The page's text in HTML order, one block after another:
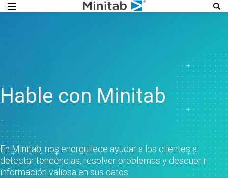
Hable con Minitab
En Minitab, nos enorgullece ayudar a los clientes a
detectar tendencias, resolver problemas y descubrir
información valiosa en sus datos.